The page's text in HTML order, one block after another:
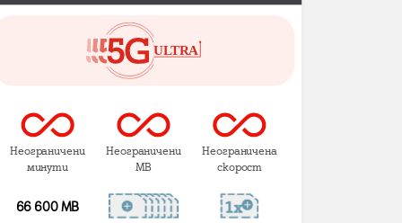
Неограничени
минути
Неограничени
MB
Неограничена
скорост
66 600 MB